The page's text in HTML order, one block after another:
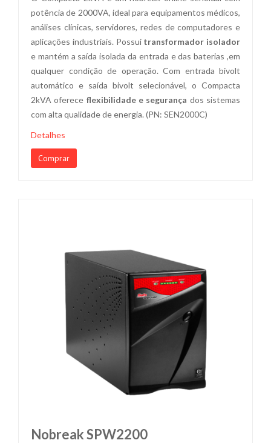
potência de 2000VA, ideal para equipamentos médicos,
análises clínicas, servidores, redes de computadores e
aplicações industriais. Possui transformador isolador
e mantém a saída isolada da entrada e das baterias ,em
qualquer condição de operação. Com entrada bivolt
automático e saída bivolt selecionável, o Compacta
2kVA oferece flexibilidade e segurança dos sistemas
com alta qualidade de energia. (PN: SEN2000C)
Detalhes
Comprar
Nobreak SPW2200